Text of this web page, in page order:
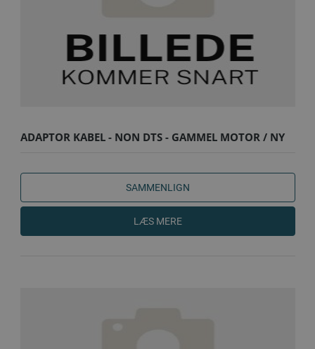
ADAPTOR KABEL - NON DTS - GAMMEL MOTOR / NY
SAMMENLIGN
LÆS MERE